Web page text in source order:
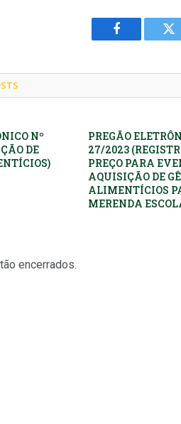
Facebook
Nº
DE
PREGÃO
27/2023
PREÇO PARA
AQUISIÇÃO DE
ALIMENTÍCIOS
MERENDA
encerrados.